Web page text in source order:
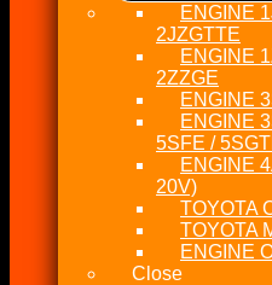
ENGINE
2JZGTTE
ENGINE
2ZZGE
ENGINE
ENGINE
5SFE /
ENGINE
20V)
TOYOTA
TOYOTA
ENGINE
Close